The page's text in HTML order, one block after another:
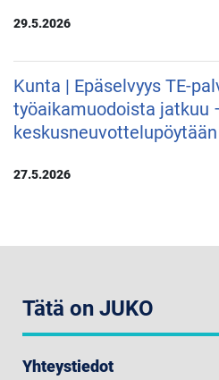
29.5.2026
Kunta | Epäselvyys TE-
työaikamuodoista jatkuu
keskusneuvottelupöytään
27.5.2026
Tätä on JUKO
Yhteystiedot